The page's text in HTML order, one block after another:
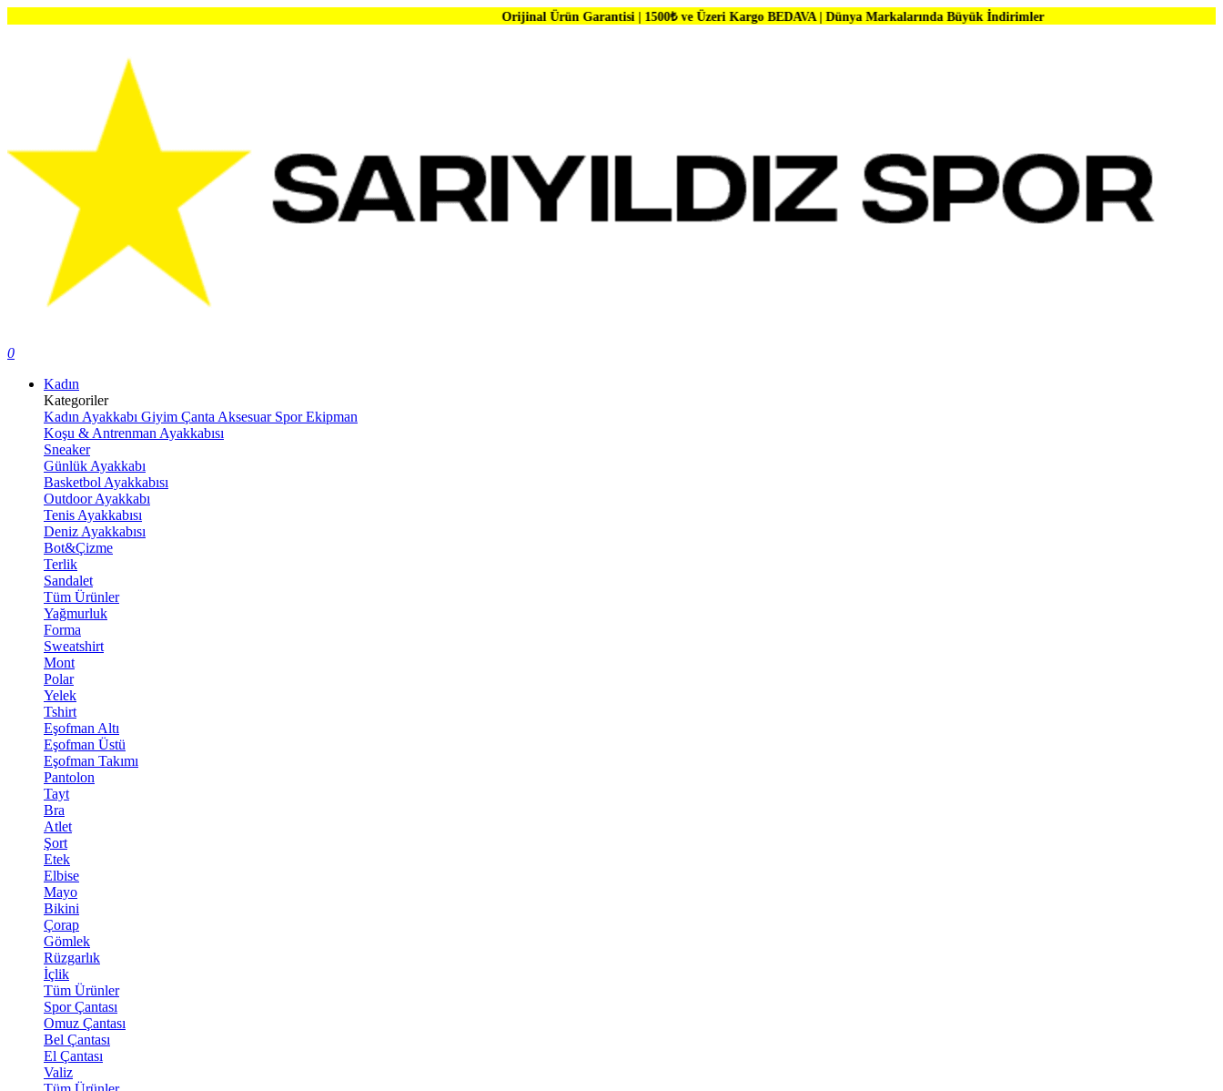
Orijinal Ürün Garantisi | 1500₺ ve Üzeri Kargo BEDAVA | Dünya Markalarında Büyük İndirimler
0
Kadın
Kategoriler
Kadın Ayakkabı Giyim Çanta Aksesuar Spor Ekipman
Koşu & Antrenman Ayakkabısı
Sneaker
Günlük Ayakkabı
Basketbol Ayakkabısı
Outdoor Ayakkabı
Tenis Ayakkabısı
Deniz Ayakkabısı
Bot&Çizme
Terlik
Sandalet
Tüm Ürünler
Yağmurluk
Forma
Sweatshirt
Mont
Polar
Yelek
Tshirt
Eşofman Altı
Eşofman Üstü
Eşofman Takımı
Pantolon
Tayt
Bra
Atlet
Şort
Etek
Elbise
Mayo
Bikini
Çorap
Gömlek
Rüzgarlık
İçlik
Tüm Ürünler
Spor Çantası
Omuz Çantası
Bel Çantası
El Çantası
Valiz